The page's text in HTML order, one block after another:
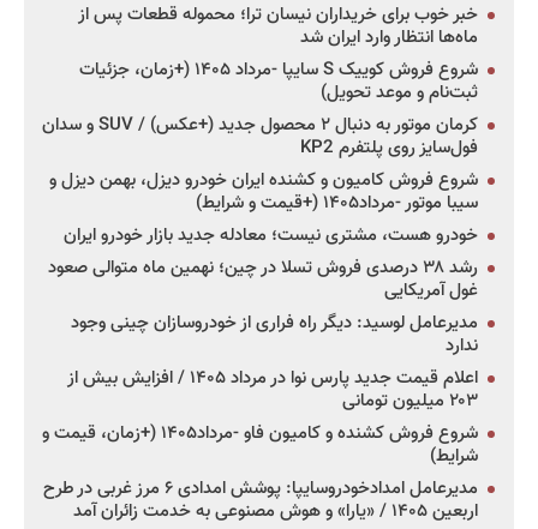
خبر خوب برای خریداران نیسان ترا؛ محموله قطعات پس از
ماه‌ها انتظار وارد ایران شد
شروع فروش کوییک S سایپا -مرداد ۱۴۰۵ (+زمان، جزئیات
ثبت‌نام و موعد تحویل)
کرمان موتور به دنبال ۲ محصول جدید (+عکس) / SUV و سدان
فول‌سایز روی پلتفرم KP2
شروع فروش کامیون و کشنده ایران خودرو دیزل، بهمن دیزل و
سیبا موتور -مرداد۱۴۰۵ (+قیمت و شرایط)
خودرو هست، مشتری نیست؛ معادله جدید بازار خودرو ایران
رشد ۳۸ درصدی فروش تسلا در چین؛ نهمین ماه متوالی صعود
غول آمریکایی
مدیرعامل لوسید: دیگر راه فراری از خودروسازان چینی وجود
ندارد
اعلام قیمت جدید پارس نوا در مرداد ۱۴۰۵ / افزایش بیش از
۲۰۳ میلیون تومانی
شروع فروش کشنده و کامیون فاو -مرداد۱۴۰۵ (+زمان، قیمت و
شرایط)
مدیرعامل امدادخودروسایپا: پوشش امدادی ۶ مرز غربی در طرح
اربعین ۱۴۰۵ / «یارا» و هوش مصنوعی به خدمت زائران آمد